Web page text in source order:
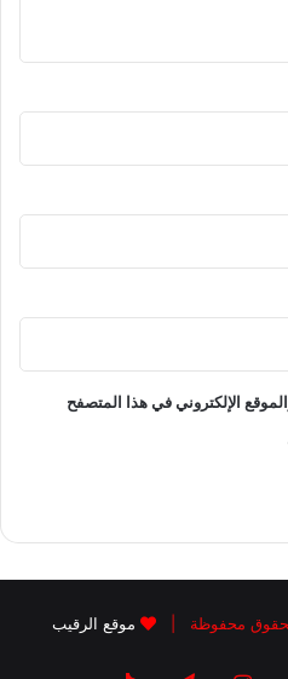
الإلكتروني في هذا المتصفح
موقع الرقيب